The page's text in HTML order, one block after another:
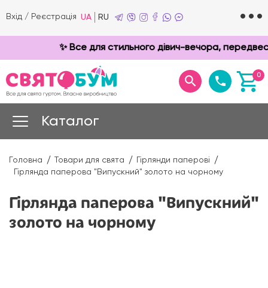
Вхід / Реєстрація UA RU
✨ Все для стильного дівич-вечора,
0
Каталог
Головна Товари для свята
Гірлянди паперові
Гірлянда паперова "Випускний" золото на чорному
Гірлянда паперова "Випускний"
золото на чорному